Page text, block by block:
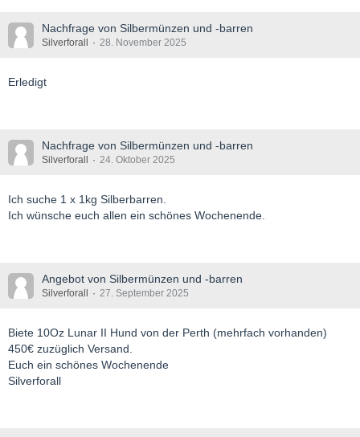
Nachfrage von Silbermünzen und -barren
Silverforall 28. November 2025
Erledigt
Nachfrage von Silbermünzen und -barren
Silverforall 24. Oktober 2025
Ich suche 1 x 1kg Silberbarren.
Ich wünsche euch allen ein schönes Wochenende.
Angebot von Silbermünzen und -barren
Silverforall 27. September 2025
Biete 10Oz Lunar II Hund von der Perth (mehrfach vorhanden)
450€ zuzüglich Versand.
Euch ein schönes Wochenende
Silverforall